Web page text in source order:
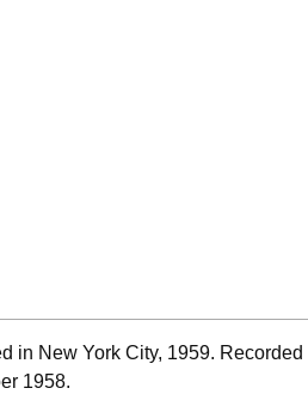
in New York City, 1959. Recorded
1958.